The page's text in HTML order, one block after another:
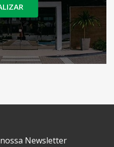
Newsletter